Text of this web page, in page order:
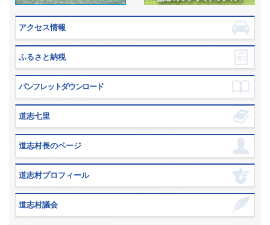
アクセス情報
ふるさと納税
パンフレットダウンロード
道志七里
道志村長のページ
道志村プロフィール
道志村議会